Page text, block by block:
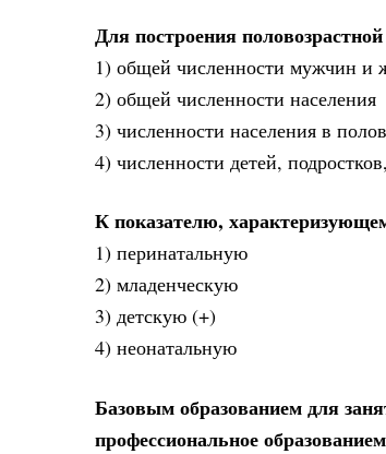
Для построения
1) общей численности мужчин и
2) общей численности населения
3) численности населения в
4) численности детей,
К показателю,
1) перинатальную
2) младенческую
3) детскую (+)
4) неонатальную
Базовым образованием для
профессиональное